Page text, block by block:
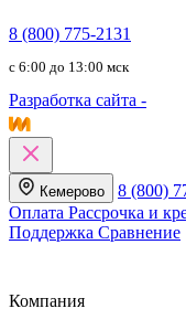
8 (800) 775-2131
c 6:00 до 13:00 мск
Разработка сайта -
Кемерово 8 (800)
Оплата Рассрочка и
Поддержка Сравнение
Компания